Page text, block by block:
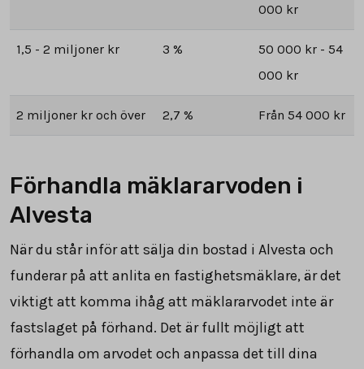
000 kr
1,5 - 2 miljoner kr 3 %
50 000 kr - 54
000 kr
2 miljoner kr och över 2,7 % Från 54 000 kr
Förhandla mäklararvoden i
Alvesta
När du står inför att sälja din bostad i Alvesta och
funderar på att anlita en fastighetsmäklare, är det
viktigt att komma ihåg att mäklararvodet inte är
fastslaget på förhand. Det är fullt möjligt att
förhandla om arvodet och anpassa det till dina